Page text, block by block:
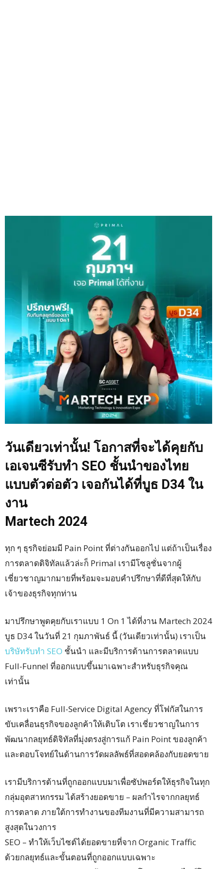
วันเดียวเท่านั้น! โอกาสที่จะได้คุยกับ
เอเจนซีรับทำ SEO ชั้นนำของไทย
แบบตัวต่อตัว เจอกันได้ที่บูธ D34 ใน
งาน
Martech 2024
ทุก ๆ ธุรกิจย่อมมี Pain Point ที่ต่างกันออกไป แต่ถ้าเป็นเรื่อง
การตลาดดิจิทัลแล้วล่ะก็ Primal เรามีโซลูชั่นจากผู้
เชี่ยวชาญมากมายที่พร้อมจะมอบคำปรึกษาที่ดีที่สุดให้กับ
เจ้าของธุรกิจทุกท่าน
มาปรึกษาพูดคุยกับเราแบบ 1 On 1 ได้ที่งาน Martech 2024
บูธ D34 ในวันที่ 21 กุมภาพันธ์ นี้ (วันเดียวเท่านั้น) เราเป็น
บริษัทรับทำ SEO ชั้นนำ และมีบริการด้านการตลาดแบบ
Full-Funnel ที่ออกแบบขึ้นมาเฉพาะสำหรับธุรกิจคุณ
เท่านั้น
เพราะเราคือ Full-Service Digital Agency ที่โฟกัสในการ
ขับเคลื่อนธุรกิจของลูกค้าให้เติบโต เราเชี่ยวชาญในการ
พัฒนากลยุทธ์ดิจิทัลที่มุ่งตรงสู่การแก้ Pain Point ของลูกค้า
และตอบโจทย์ในด้านการวัดผลลัพธ์ที่สอดคล้องกับยอดขาย
เรามีบริการด้านที่ถูกออกแบบมาเพื่อซัปพอร์ตให้ธุรกิจในทุก
กลุ่มอุตสาหกรรม ได้สร้างยอดขาย – ผลกำไรจากกลยุทธ์
การตลาด ภายใต้การทำงานของทีมงานที่มีความสามารถ
สูงสุดในวงการ
SEO – ทำให้เว็บไซต์ได้ยอดขายที่จาก Organic Traffic
ด้วยกลยุทธ์และขั้นตอนที่ถูกออกแบบเฉพาะ